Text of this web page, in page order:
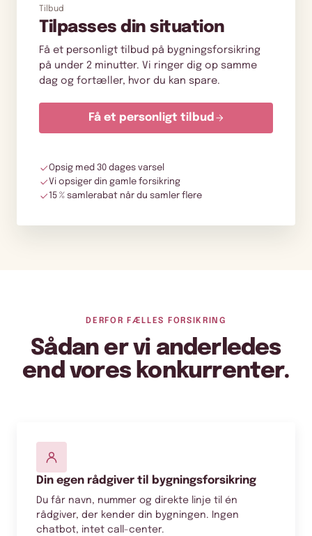
Tilbud
Tilpasses din situation
Få et personligt tilbud på bygningsforsikring
på under 2 minutter. Vi ringer dig op samme
dag og fortæller, hvor du kan spare.
Få et personligt tilbud
Opsig med 30 dages varsel
Vi opsiger din gamle forsikring
15 % samlerabat når du samler flere
DERFOR FÆLLES FORSIKRING
Sådan er vi anderledes
end vores konkurrenter.
Din egen rådgiver til bygningsforsikring
Du får navn, nummer og direkte linje til én
rådgiver, der kender din bygningen. Ingen
chatbot, intet call-center.